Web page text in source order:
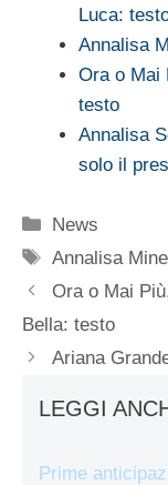
Luca:
Annalisa
Ora o Mai
testo
Annalisa
solo il
Categorie
News
Tag
Annalisa
Ora o Mai
Bella: testo
Ariana
LEGGI
Prime